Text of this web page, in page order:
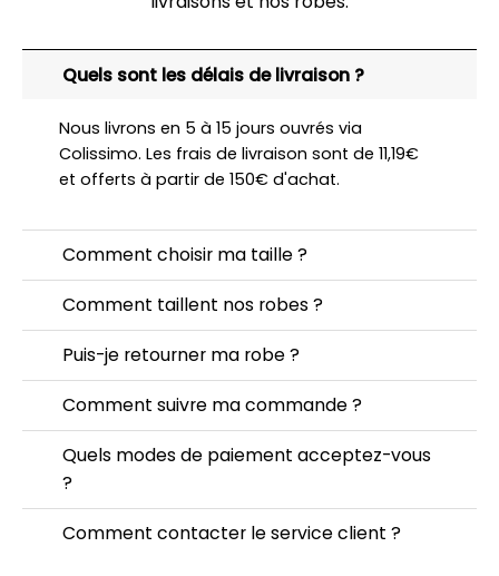
Quels sont les délais de livraison ?
Nous livrons en 5 à 15 jours ouvrés via
Colissimo. Les frais de livraison sont de 11,19€
et offerts à partir de 150€ d'achat.
Comment choisir ma taille ?
Comment taillent nos robes ?
Puis-je retourner ma robe ?
Comment suivre ma commande ?
Quels modes de paiement acceptez-vous
?
Comment contacter le service client ?